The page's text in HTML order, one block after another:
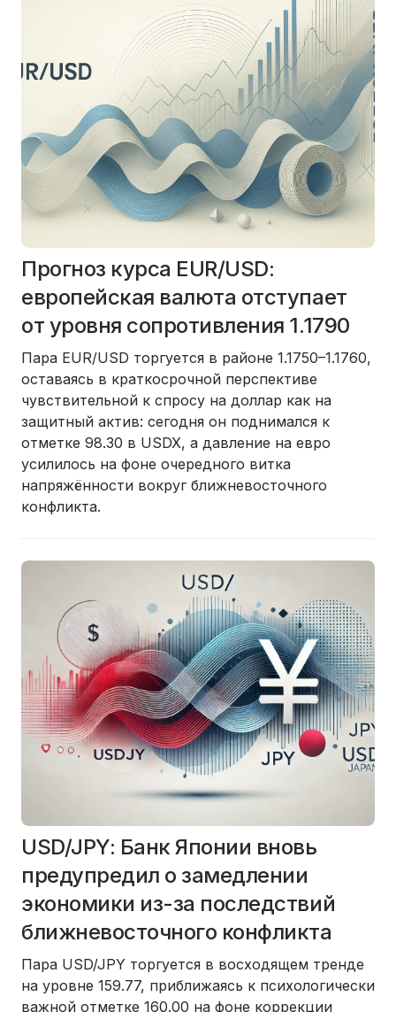
Прогноз курса EUR/USD:
европейская валюта отступает
от уровня сопротивления 1.1790
Пара EUR/USD торгуется в районе 1.1750–1.1760,
оставаясь в краткосрочной перспективе
чувствительной к спросу на доллар как на
защитный актив: сегодня он поднимался к
отметке 98.30 в USDX, а давление на евро
усилилось на фоне очередного витка
напряжённости вокруг ближневосточного
конфликта.
USD/JPY: Банк Японии вновь
предупредил о замедлении
экономики из-за последствий
ближневосточного конфликта
Пара USD/JPY торгуется в восходящем тренде
на уровне 159.77, приближаясь к психологически
важной отметке 160.00 на фоне коррекции